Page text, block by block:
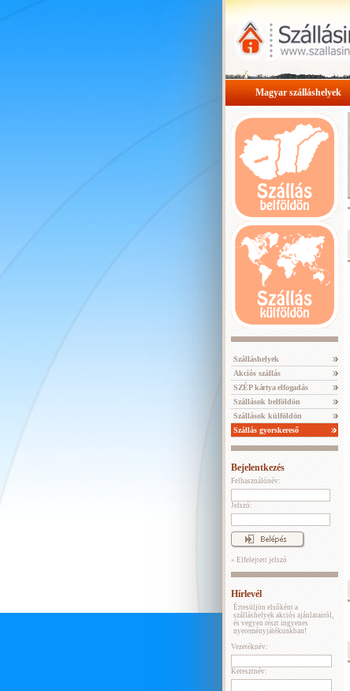
Magyar szálláshelyek
Szálláshelyek
Akciós szállás
SZÉP kártya elfogadás
Szállások belföldön
Szállások külföldön
Szállás gyorskereső
Bejelentkezés
Felhasználónév:
Jelszó:
» Elfelejtett jelszó
Hírlevél
Értesüljön elsőként a
szálláshelyek akciós ajánlatairól,
és vegyen részt ingyenes
nyereményjátékunkban!
Vezetéknév:
Keresztnév: